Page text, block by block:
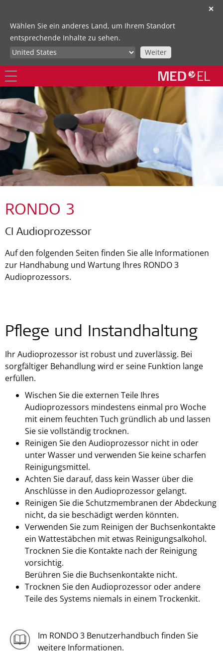
✕
Wählen Sie ein anderes Land, um Ihrem Standort
entsprechende Inhalte zu sehen.
Weiter
RONDO 3
CI Audioprozessor
Auf den folgenden Seiten finden Sie alle Informationen
zur Handhabung und Wartung Ihres RONDO 3
Audioprozessors.
Pflege und Instandhaltung
Ihr Audioprozessor ist robust und zuverlässig. Bei
sorgfältiger Behandlung wird er seine Funktion lange
erfüllen.
Wischen Sie die externen Teile Ihres
Audioprozessors mindestens einmal pro Woche
mit einem feuchten Tuch gründlich ab und lassen
Sie sie vollständig trocknen.
Reinigen Sie den Audioprozessor nicht in oder
unter Wasser und verwenden Sie keine scharfen
Reinigungsmittel.
Achten Sie darauf, dass kein Wasser über die
Anschlüsse in den Audioprozessor gelangt.
Reinigen Sie die Schutzmembranen der Abdeckung
nicht, da sie beschädigt werden könnten.
Verwenden Sie zum Reinigen der Buchsenkontakte
ein Wattestäbchen mit etwas Reinigungsalkohol.
Trocknen Sie die Kontakte nach der Reinigung
vorsichtig.
Berühren Sie die Buchsenkontakte nicht.
Trocknen Sie den Audioprozessor oder andere
Teile des Systems niemals in einem Trockenkit.
Im RONDO 3 Benutzerhandbuch finden Sie
weitere Informationen.